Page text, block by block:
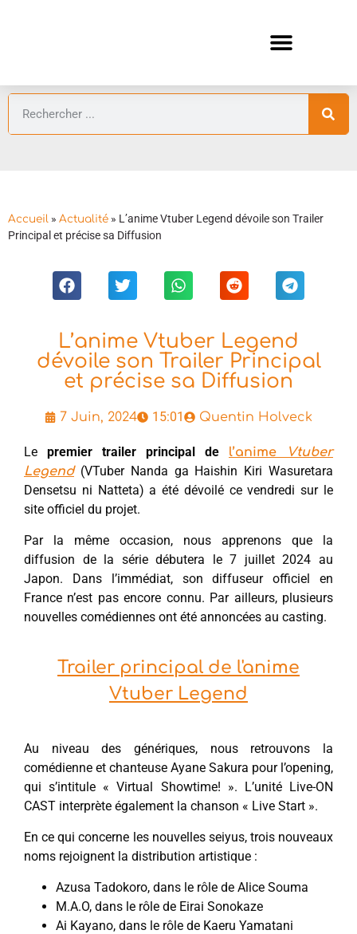
Accueil » Actualité » L’anime Vtuber Legend dévoile son Trailer
Principal et précise sa Diffusion
L’anime Vtuber Legend
dévoile son Trailer Principal
et précise sa Diffusion
7 Juin, 2024 15:01 Quentin Holveck
Le premier trailer principal de l’anime
Vtuber
Legend(VTuber Nanda ga Haishin Kiri Wasuretara
Densetsu ni Natteta) a été dévoilé ce vendredi sur le
site officiel du projet.
Par la même occasion, nous apprenons que la
diffusion de la série débutera le 7 juillet 2024 au
Japon. Dans l’immédiat, son diffuseur officiel en
France n’est pas encore connu. Par ailleurs, plusieurs
nouvelles comédiennes ont été annoncées au casting.
Trailer principal de l'anime
Vtuber Legend
Au niveau des génériques, nous retrouvons la
comédienne et chanteuse Ayane Sakura pour l’opening,
qui s’intitule « Virtual Showtime! ». L’unité Live-ON
CAST interprète également la chanson « Live Start ».
En ce qui concerne les nouvelles seiyus, trois nouveaux
noms rejoignent la distribution artistique :
Azusa Tadokoro, dans le rôle de Alice Souma
M.A.O, dans le rôle de Eirai Sonokaze
Ai Kayano, dans le rôle de Kaeru Yamatani